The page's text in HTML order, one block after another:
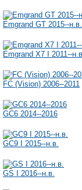
Emgrand GT 2015--н.в.
Emgrand X7 I 2011--
FC (Vision) 2006--2011
GC6 2014--2016
GC9 I 2015--н.в.
GS I 2016--н.в.